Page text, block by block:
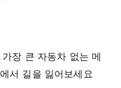
장 큰 자동차 없는 메
서 길을 잃어보세요